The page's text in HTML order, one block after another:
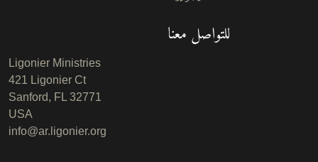
للتواصل معنا
Ligonier Ministries
421 Ligonier Ct
Sanford, FL 32771
USA
info@ar.ligonier.org